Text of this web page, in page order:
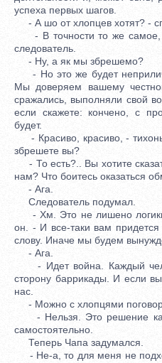
успеха первых шагов.
- А шо от хлопцев хотят? -
- В точности то же самое,
следователь.
- Ну, а як мы збрешемо?
- Но это же будет
Мы доверяем вашему
сражались, выполняли свой
если скажете: кончено, с
будет.
- Красиво, красиво, -
збрешете вы?
- То есть?.. Вы хотите
нам? Что боитесь оказаться
- Ага.
Следователь подумал.
- Хм. Это не лишено
он. - И все-таки вам
слову. Иначе мы будем
- Ага.
- Идет война. Каждый
сторону баррикады. И если
нас.
- Можно с хлопцями
- Нельзя. Это решение
самостоятельно.
Теперь Чапа задумался.
- Не-а, то для меня не